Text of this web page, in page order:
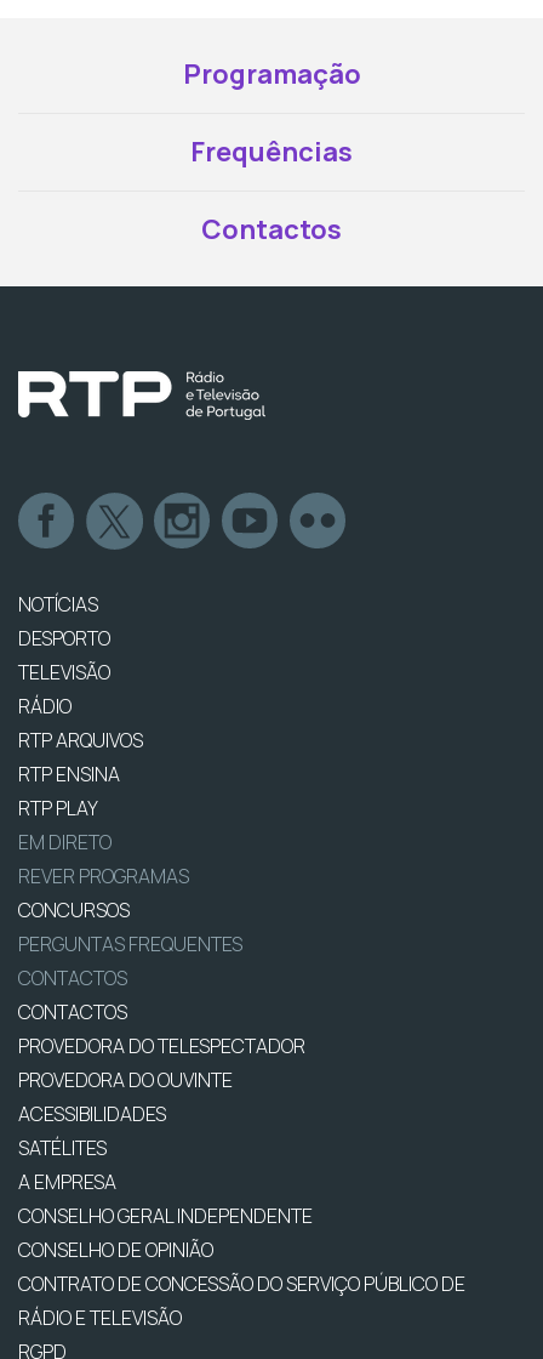
Programação
Frequências
Contactos
NOTÍCIAS
DESPORTO
TELEVISÃO
RÁDIO
RTP ARQUIVOS
RTP ENSINA
RTP PLAY
EM DIRETO
REVER PROGRAMAS
CONCURSOS
PERGUNTAS FREQUENTES
CONTACTOS
CONTACTOS
PROVEDORA DO TELESPECTADOR
PROVEDORA DO OUVINTE
ACESSIBILIDADES
SATÉLITES
A EMPRESA
CONSELHO GERAL INDEPENDENTE
CONSELHO DE OPINIÃO
CONTRATO DE CONCESSÃO DO SERVIÇO PÚBLICO DE
RÁDIO E TELEVISÃO
RGPD